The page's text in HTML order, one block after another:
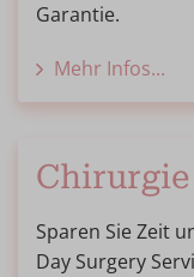
Garantie.
Mehr Infos...
Chirurgie
Sparen Sie Zeit
Day Surgery